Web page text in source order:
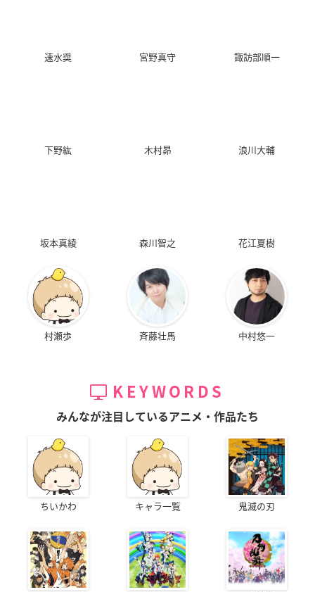
速水奨 宮野真守 諏訪部順一
下野紘 木村昴 浪川大輔
坂本真綾 森川智之 花江夏樹
村瀬歩 斉藤壮馬 中村悠一
KEYWORDS
みんなが注目しているアニメ・作品たち
ちいかわ キャラ一覧 鬼滅の刃